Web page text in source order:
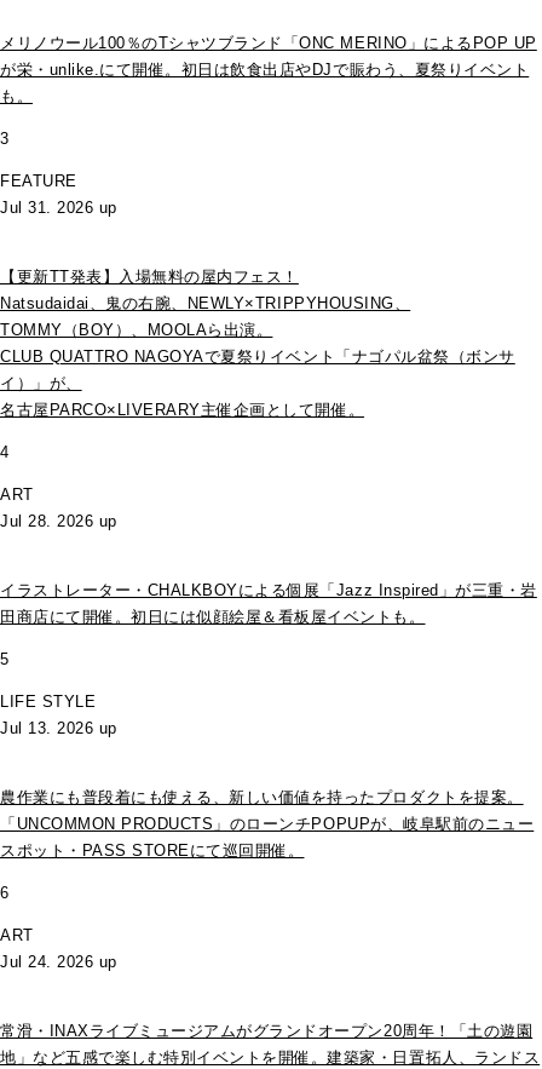
メリノウール100％のTシャツブランド「ONC MERINO」によるPOP UP
が栄・unlike.にて開催。初日は飲食出店やDJで賑わう、夏祭りイベント
も。
3
FEATURE
Jul 31. 2026 up
【更新TT発表】入場無料の屋内フェス！
Natsudaidai、鬼の右腕、NEWLY×TRIPPYHOUSING、
TOMMY（BOY）、MOOLAら出演。
CLUB QUATTRO NAGOYAで夏祭りイベント「ナゴパル盆祭（ボンサ
イ）」が、
名古屋PARCO×LIVERARY主催企画として開催。
4
ART
Jul 28. 2026 up
イラストレーター・CHALKBOYによる個展「Jazz Inspired」が三重・岩
田商店にて開催。初日には似顔絵屋＆看板屋イベントも。
5
LIFE STYLE
Jul 13. 2026 up
農作業にも普段着にも使える、新しい価値を持ったプロダクトを提案。
「UNCOMMON PRODUCTS」のローンチPOPUPが、岐阜駅前のニュー
スポット・PASS STOREにて巡回開催。
6
ART
Jul 24. 2026 up
常滑・INAXライブミュージアムがグランドオープン20周年！「土の遊園
地」など五感で楽しむ特別イベントを開催。建築家・日置拓人、ランドス